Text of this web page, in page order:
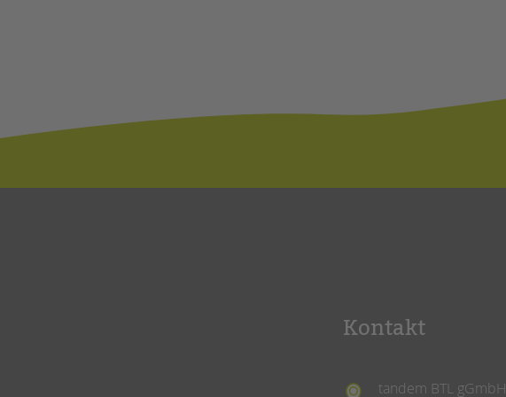
Kontakt
tandem BTL gGmbH